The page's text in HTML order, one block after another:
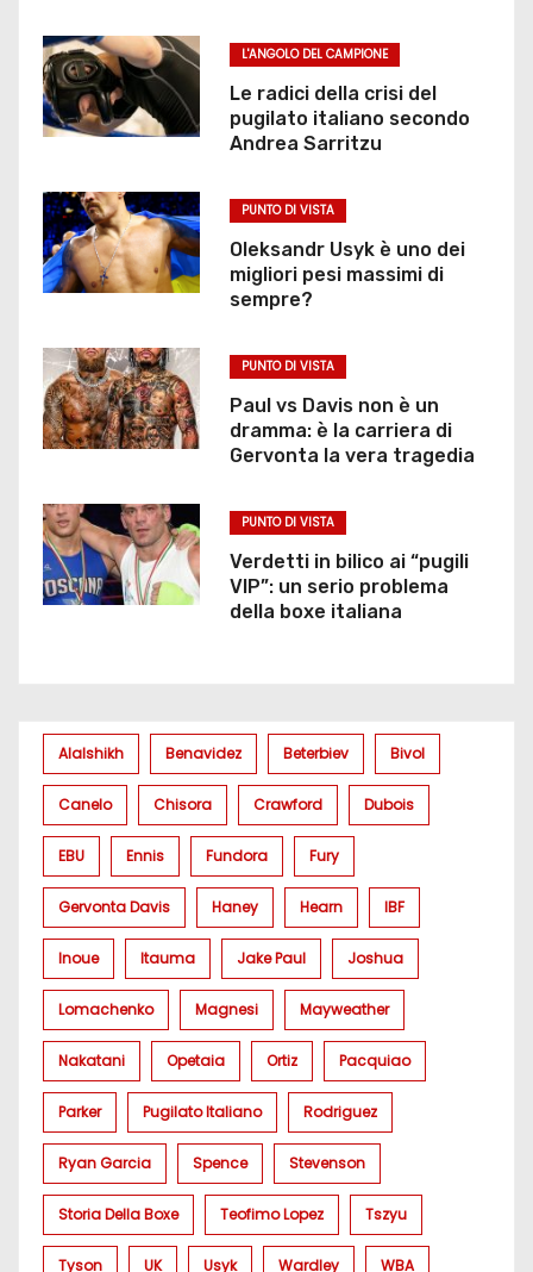
L'ANGOLO DEL CAMPIONE
Le radici della crisi del
pugilato italiano secondo
Andrea Sarritzu
PUNTO DI VISTA
Oleksandr Usyk è uno dei
migliori pesi massimi di
sempre?
PUNTO DI VISTA
Paul vs Davis non è un
dramma: è la carriera di
Gervonta la vera tragedia
PUNTO DI VISTA
Verdetti in bilico ai “pugili
VIP”: un serio problema
della boxe italiana
Alalshikh Benavidez Beterbiev Bivol
Canelo Chisora Crawford Dubois
EBU Ennis Fundora Fury
Gervonta Davis Haney Hearn IBF
Inoue Itauma Jake Paul Joshua
Lomachenko Magnesi Mayweather
Nakatani Opetaia Ortiz Pacquiao
Parker Pugilato Italiano Rodriguez
Ryan Garcia Spence Stevenson
Storia Della Boxe Teofimo Lopez Tszyu
Tyson UK Usyk Wardley WBA